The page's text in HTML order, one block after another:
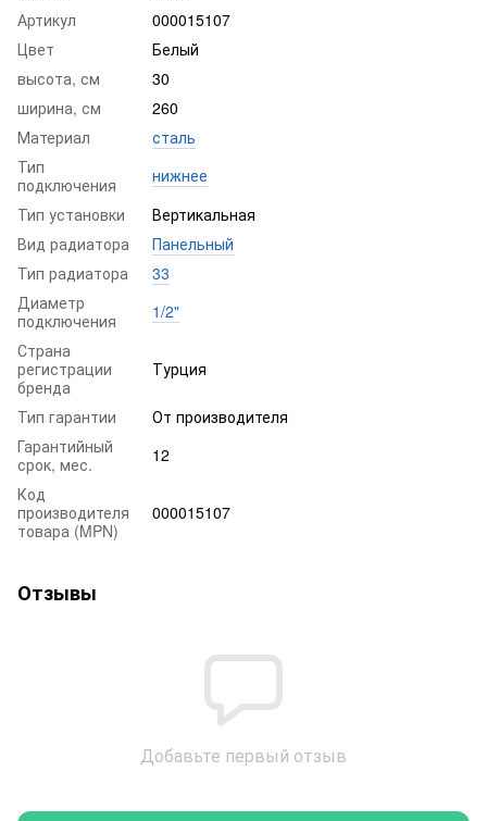
Артикул
000015107
Цвет
Белый
высота, см
30
ширина, см
260
Материал
сталь
Тип
подключения
нижнее
Тип установки
Вертикальная
Вид радиатора
Панельный
Тип радиатора
33
Диаметр
подключения
1/2"
Страна
регистрации
бренда
Турция
Тип гарантии
От производителя
Гарантийный
срок, мес.
12
Код
производителя
товара (MPN)
000015107
Отзывы
Добавьте первый отзыв